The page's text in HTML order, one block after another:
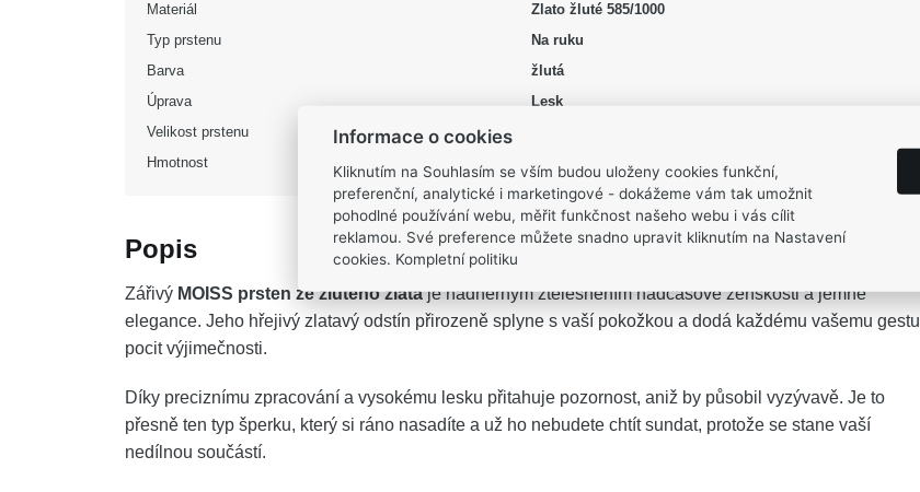
Materiál
Zlato žluté 585/1000
Typ prstenu
Na ruku
Barva
žlutá
Úprava
Lesk
Velikost prstenu
Hmotnost
3,8 g
Popis
Zářivý MOISS prsten ze žlutého zlataje nádherným ztělesněním nadčasové ženskosti a jemné
elegance. Jeho hřejivý zlatavý odstín přirozeně splyne s vaší pokožkou a dodá každému vašemu gestu
pocit výjimečnosti.
Díky preciznímu zpracování a vysokému lesku přitahuje pozornost, aniž by působil vyzývavě. Je to
přesně ten typ šperku, který si ráno nasadíte a už ho nebudete chtít sundat, protože se stane vaší
nedílnou součástí.
Informace o cookies
Kliknutím na Souhlasím se vším budou uloženy cookies funkční,
preferenční, analytické i marketingové - dokážeme vám tak umožnit
pohodlné používání webu, měřit funkčnost našeho webu i vás cílit
reklamou. Své preference můžete snadno upravit kliknutím na Nastavení
cookies. Kompletní politiku